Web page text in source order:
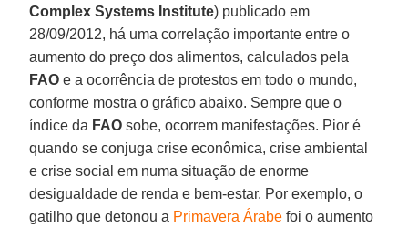
Complex Systems Institute) publicado em
28/09/2012, há uma correlação importante entre o
aumento do preço dos alimentos, calculados pela
FAO e a ocorrência de protestos em todo o mundo,
conforme mostra o gráfico abaixo. Sempre que o
índice da FAO sobe, ocorrem manifestações. Pior é
quando se conjuga crise econômica, crise ambiental
e crise social em numa situação de enorme
desigualdade de renda e bem-estar. Por exemplo, o
gatilho que detonou a Primavera Árabe foi o aumento